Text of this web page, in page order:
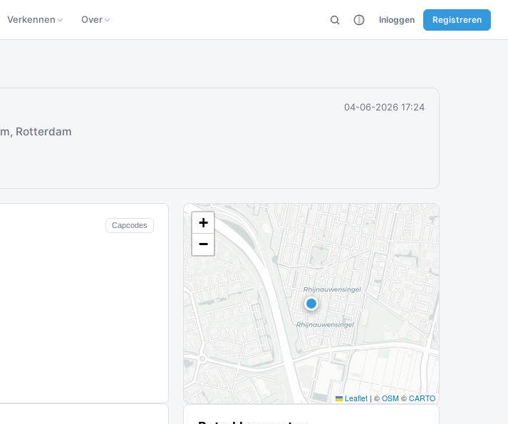
Verkennen Over Inloggen Registreren
04-06-2026 17:24
Rotterdam
Capcodes
+
−
Leaflet | © OSM © CARTO